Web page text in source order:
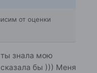
от оценки
знала мою
сказала бы ))) Меня